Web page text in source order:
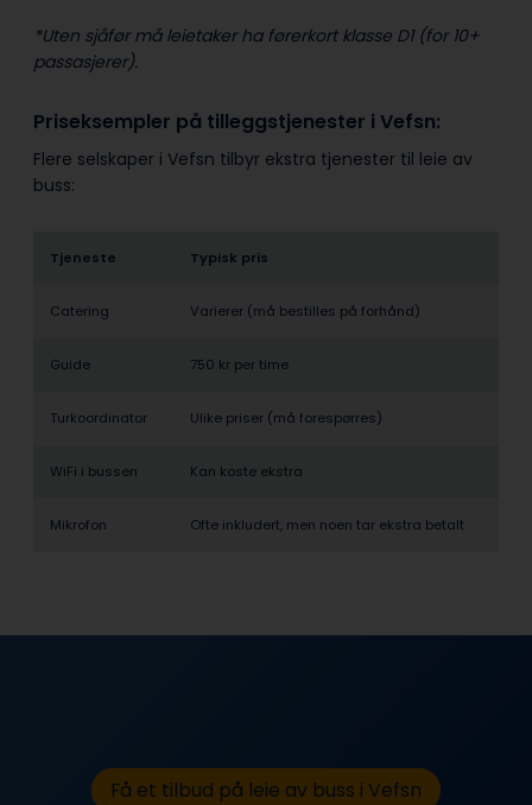
*Uten sjåfør må leietaker ha førerkort klasse D1 (for 10+
passasjerer).
Priseksempler på tilleggstjenester i Vefsn:
Flere selskaper i Vefsn tilbyr ekstra tjenester til leie av
buss:
Tjeneste Typisk pris
Catering Varierer (må bestilles på forhånd)
Guide 750 kr per time
Turkoordinator Ulike priser (må forespørres)
WiFi i bussen Kan koste ekstra
Mikrofon Ofte inkludert, men noen tar ekstra betalt
Få et tilbud på leie av buss i Vefsn